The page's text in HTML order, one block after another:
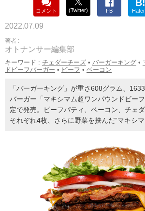
コメント (Twitter) FB
B!
2022.07.09
著者 :
オトナンサー編集部
キーワード : チェダーチーズ • バーガーキング •
ドビーフバーガー • ビーフ • ベーコン
「バーガーキング」が重さ608グラム、
バーガー「マキシマム超ワンパウンドビー
定で発売。ビーフパティ、ベーコン、チェ
それぞれ4枚、さらに野菜を挟んだ“マキシマ